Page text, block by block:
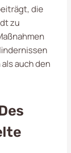
die
zu
auch den